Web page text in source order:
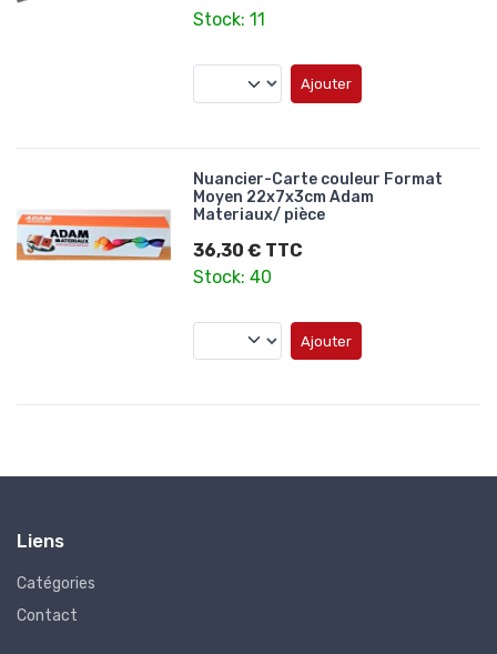
Stock: 11
Ajouter
Nuancier-Carte couleur Format
Moyen 22x7x3cm Adam
Materiaux/ pièce
36,30 € TTC
Stock: 40
Ajouter
Liens
Catégories
Contact